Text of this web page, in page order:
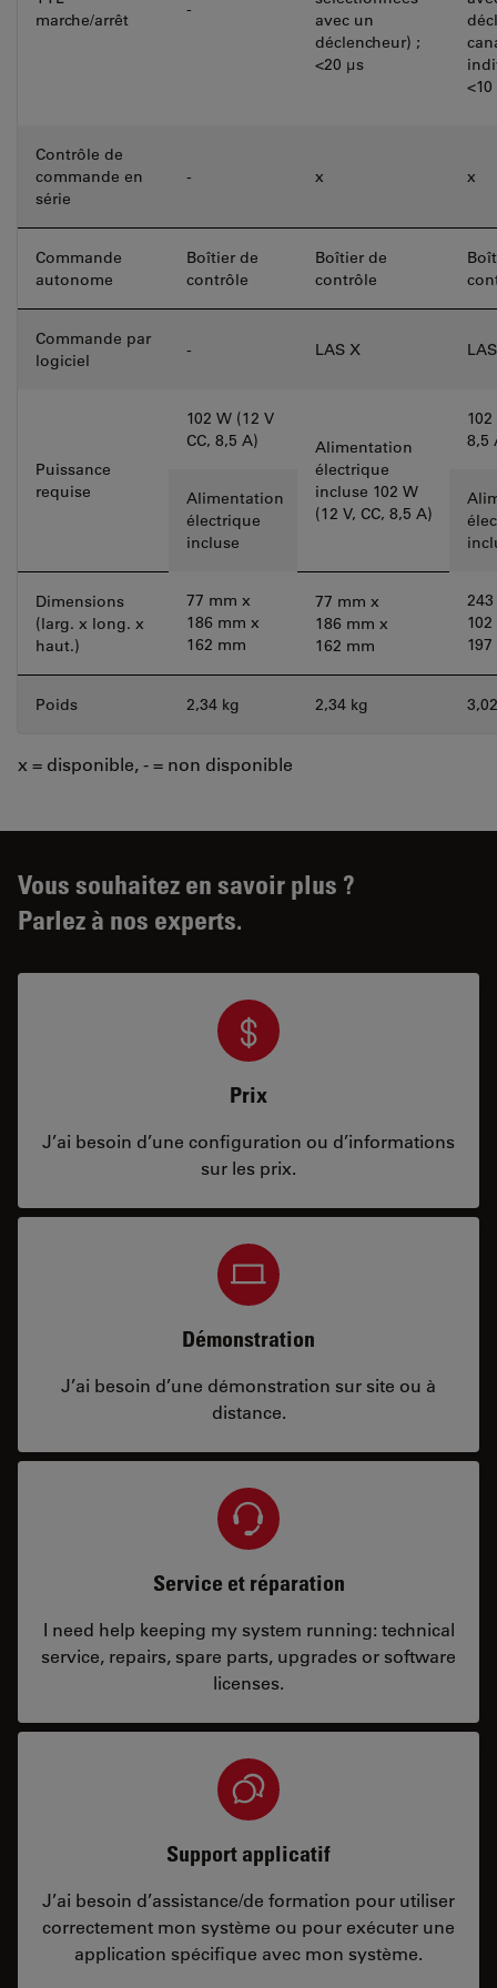
marche/arrêt
-
avec un
déclencheur) ;
<20 μs
Contrôle de
commande en
série
- x x
Commande
autonome
Boîtier de
contrôle
Boîtier de
contrôle
Commande par
logiciel
- LAS X
Puissance
requise
102 W (12 V
CC, 8,5 A)
Alimentation
électrique
incluse 102 W
(12 V, CC, 8,5 A)
8,5
Alimentation
électrique
incluse
Dimensions
(larg. x long. x
haut.)
77 mm x
186 mm x
162 mm
77 mm x
186 mm x
162 mm
Poids 2,34 kg 2,34 kg
x = disponible, - = non disponible
Vous souhaitez en savoir plus ?
Parlez à nos experts.
Prix
J’ai besoin d’une configuration ou d’informations
sur les prix.
Démonstration
J’ai besoin d’une démonstration sur site ou à
distance.
Service et réparation
I need help keeping my system running: technical
service, repairs, spare parts, upgrades or software
licenses.
Support applicatif
J’ai besoin d’assistance/de formation pour utiliser
correctement mon système ou pour exécuter une
application spécifique avec mon système.